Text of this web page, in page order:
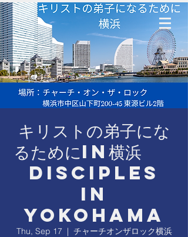
キリストの弟子にな
るためにin横浜
Disciples
in
Yokohama
Thu, Sep 17
  |
チャーチオンザロック横浜